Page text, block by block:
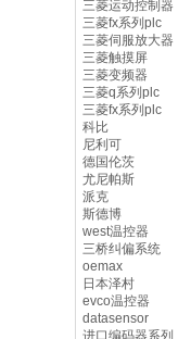
三菱运动控制器
三菱fx系列plc
三菱伺服放大器
三菱触摸屏
三菱变频器
三菱q系列plc
三菱fx系列plc
科比
尼利可
德国伦茨
尤尼帕斯
派克
斯德博
west温控器
三桥纠偏系统
oemax
日本泽村
evco温控器
datasensor
进口编码器系列